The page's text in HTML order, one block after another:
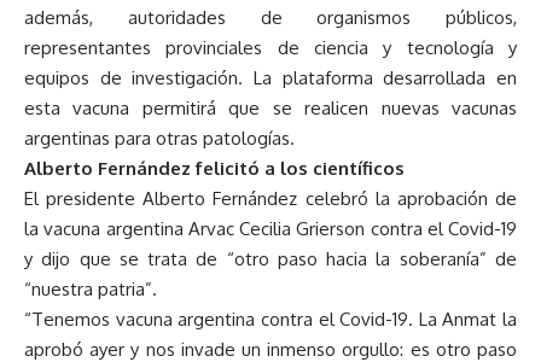
además, autoridades de organismos públicos,
representantes provinciales de ciencia y tecnología y
equipos de investigación. La plataforma desarrollada en
esta vacuna permitirá que se realicen nuevas vacunas
argentinas para otras patologías.
Alberto Fernández felicitó a los científicos
El presidente Alberto Fernández celebró la aprobación de
la vacuna argentina Arvac Cecilia Grierson contra el Covid-19
y dijo que se trata de “otro paso hacia la soberanía” de
“nuestra patria”.
“Tenemos vacuna argentina contra el Covid-19. La Anmat la
aprobó ayer y nos invade un inmenso orgullo: es otro paso